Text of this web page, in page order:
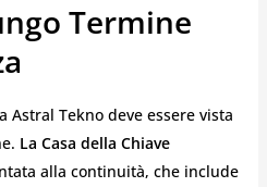
Termine
Astral Tekno deve essere vista
La Casa della Chiave
alla continuità, che include